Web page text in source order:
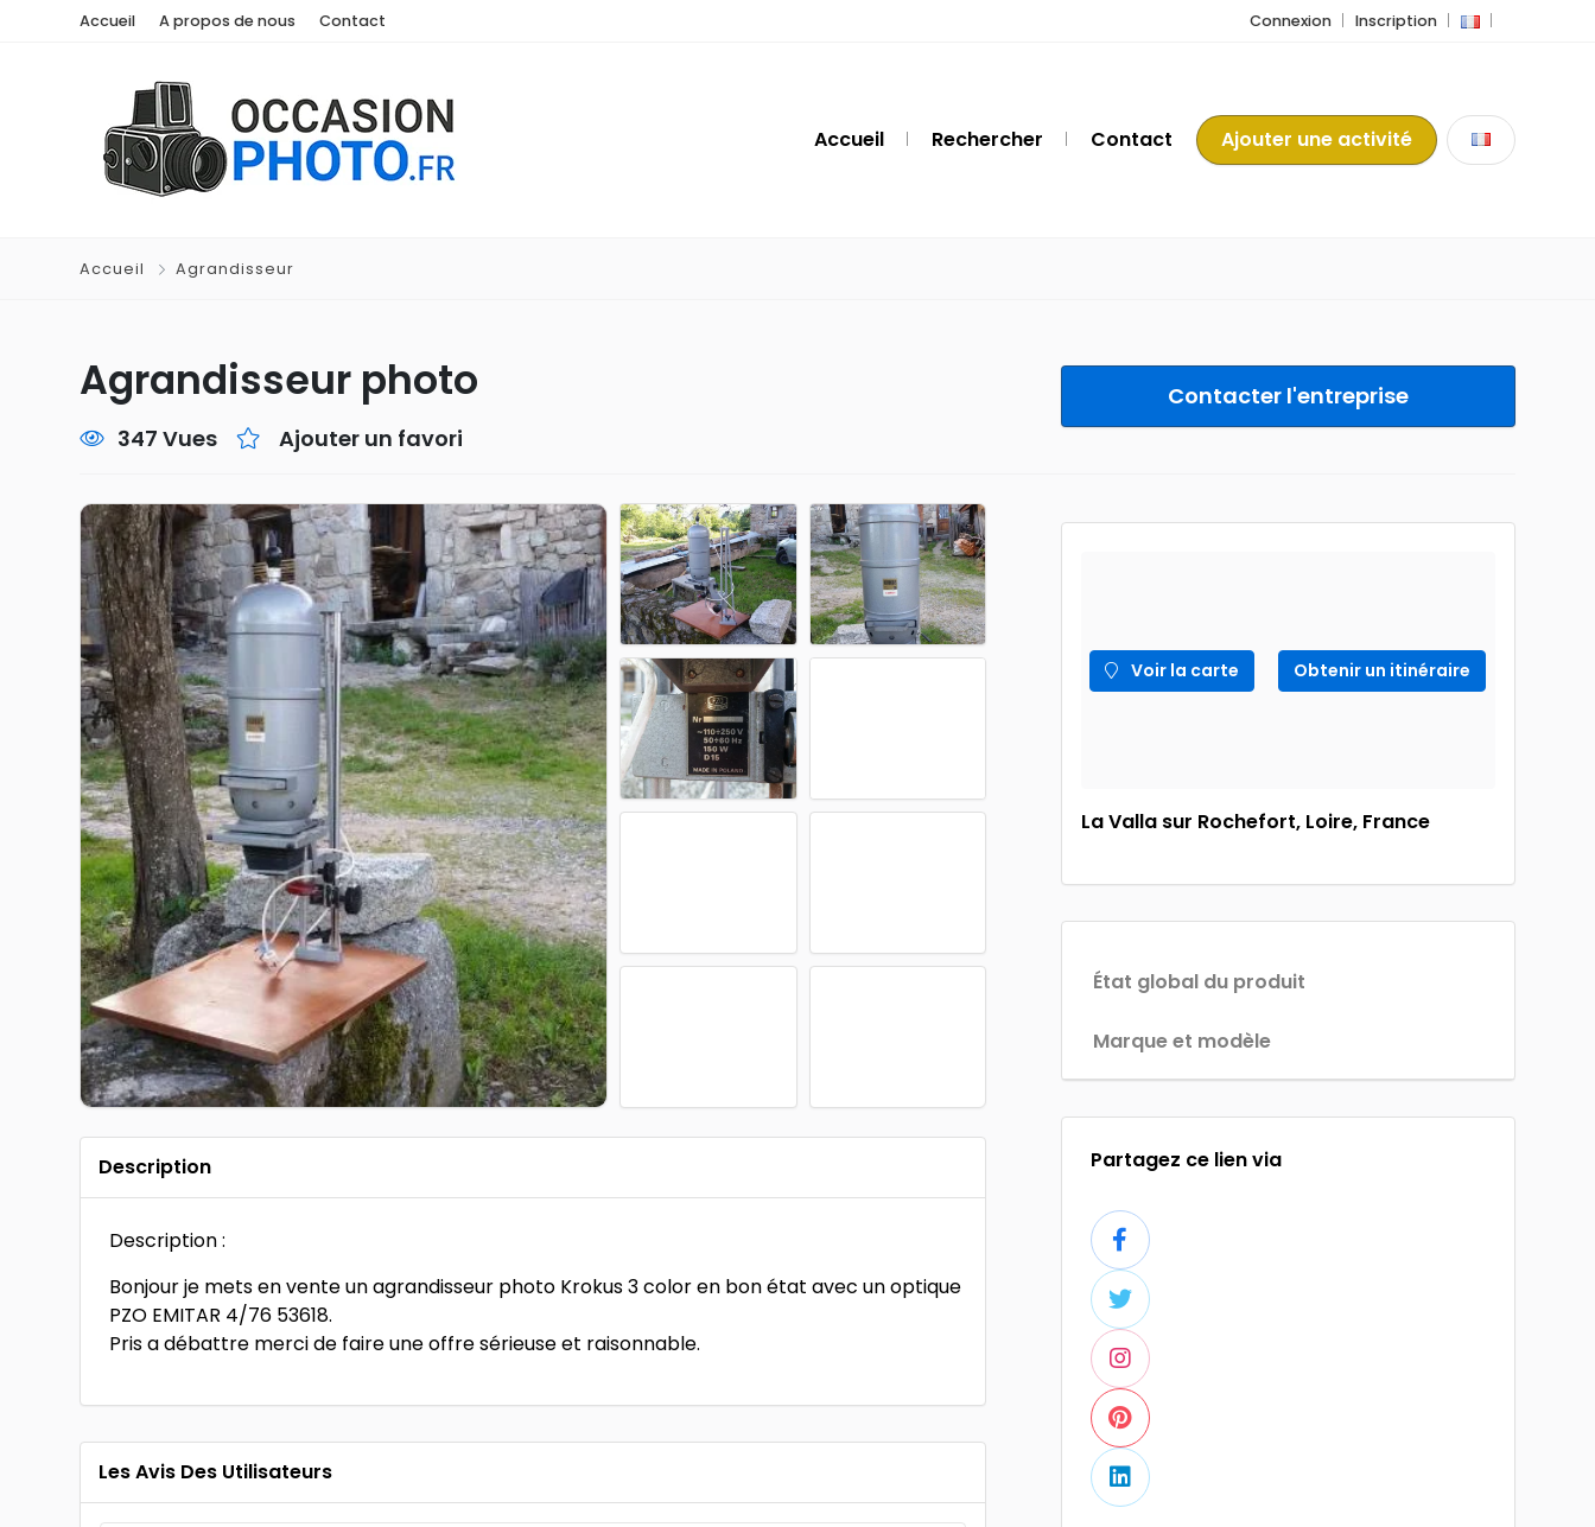
Accueil A propos de nous Contact Connexion Inscription
Accueil Rechercher Contact Ajouter une activité
Accueil Agrandisseur
Agrandisseur photo
347 Vues Ajouter un favori
Contacter l'entreprise
Voir la carte Obtenir un itinéraire
La Valla sur Rochefort, Loire, France
État global du produit
Marque et modèle
Partagez ce lien via
Description
Description :
Bonjour je mets en vente un agrandisseur photo Krokus 3 color en bon état avec un optique
PZO EMITAR 4/76 53618.
Pris a débattre merci de faire une offre sérieuse et raisonnable.
Les Avis Des Utilisateurs